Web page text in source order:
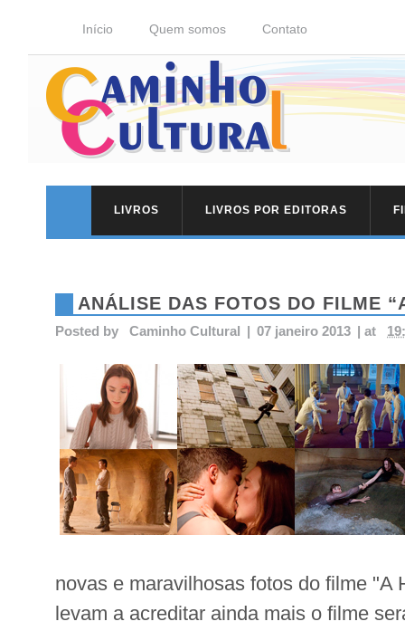
Início Quem somos Contato
LIVROS LIVROS POR EDITORAS
ANÁLISE DAS FOTOS DO FILME
Posted by Caminho Cultural | 07 janeiro 2013 | at
novas e maravilhosas fotos do filme "A
levam a acreditar ainda mais o filme